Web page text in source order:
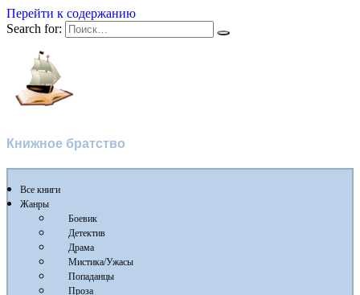
Перейти к содержанию
Search for:
Книжное братство
Все книги
Жанры
Боевик
Детектив
Драма
Мистика/Ужасы
Попаданцы
Проза